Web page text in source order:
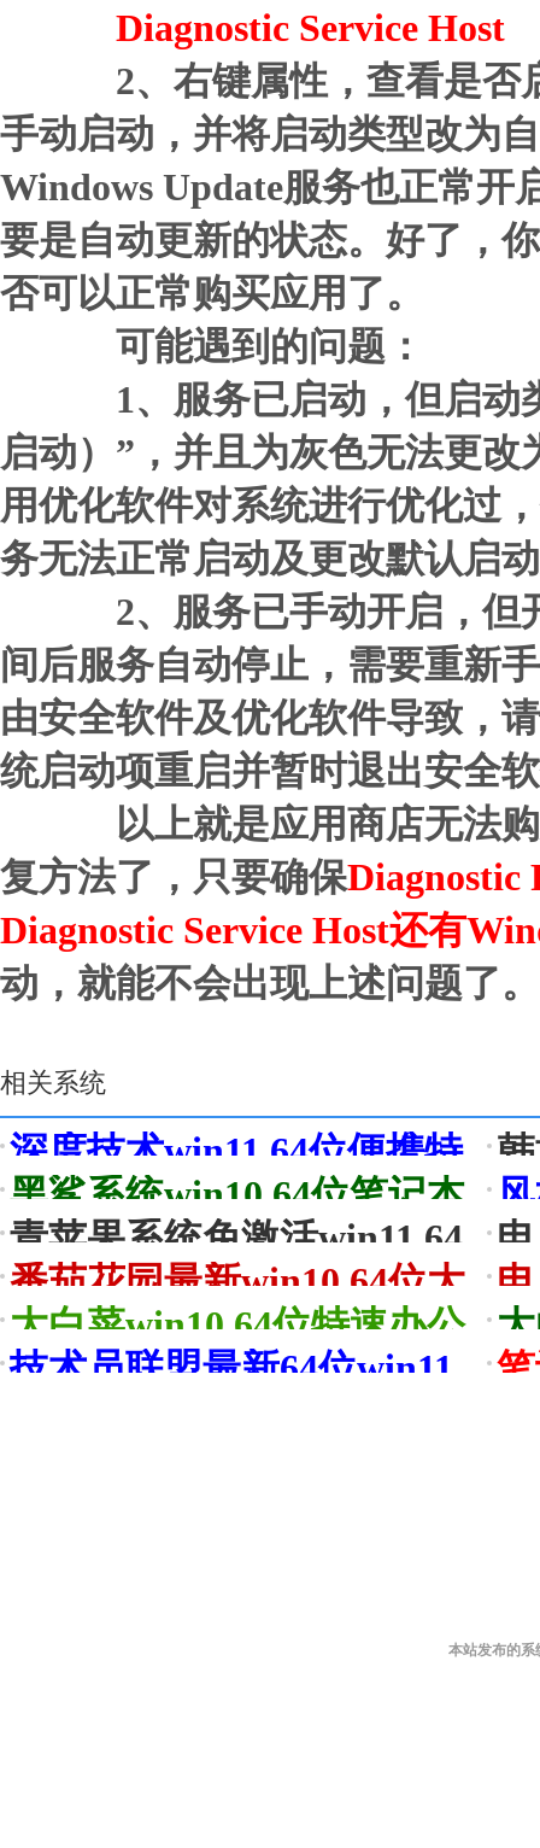
Diagnostic Service Host
2、右键属性，查看是否
手动启动，并将启动类型改为
Windows Update服务也正常开
要是自动更新的状态。好了，
否可以正常购买应用了。
可能遇到的问题：
1、服务已启动，但启动
启动）”，并且为灰色无法更
用优化软件对系统进行优化过
务无法正常启动及更改默认启
2、服务已手动开启，但
间后服务自动停止，需要重新
由安全软件及优化软件导致，
统启动项重启并暂时退出安全
以上就是应用商店无法购
复方法了，只要确保Diagnostic
Diagnostic Service Host还有
动，就能不会出现上述问题了。
相关系统
深度技术win11 64位便携特
快版v2026.08
黑鲨系统win10 64位笔记本
汉化版v2026.08
青苹果系统免激活win11 64
位不卡顿简体版v2026.08
番茄花园最新win10 64位大
神优品版v2026.08
大白菜win10 64位特速办公
版v2026.08免激活
技术员联盟最新64位win11
常
专
豪
活
先
版
本站发布的系